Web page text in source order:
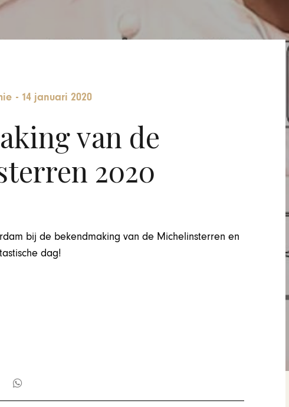
- 14 januari 2020
van de
2020
bij de bekendmaking van de Michelinsterren en
dag!